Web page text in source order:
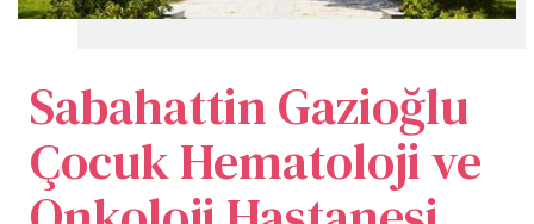
Sabahattin Gazioğlu
Çocuk Hematoloji ve